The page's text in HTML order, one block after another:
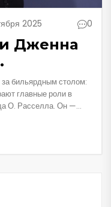
2025 0
Дженна
в
бильярдным столом:
главные роли в
О. Расселла. Он —
RK Films под